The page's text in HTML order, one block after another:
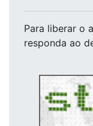
Para liberar o
responda ao